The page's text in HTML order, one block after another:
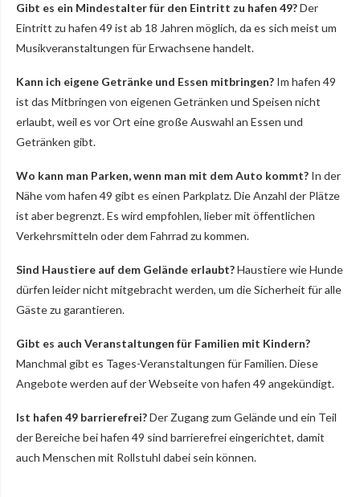
Gibt es ein Mindestalter für den Eintritt zu hafen 49?Der
Eintritt zu hafen 49 ist ab 18 Jahren möglich, da es sich meist um
Musikveranstaltungen für Erwachsene handelt.
Kann ich eigene Getränke und Essen mitbringen? Im hafen 49
ist das Mitbringen von eigenen Getränken und Speisen nicht
erlaubt, weil es vor Ort eine große Auswahl an Essen und
Getränken gibt.
Wo kann man Parken, wenn man mit dem Auto kommt? In der
Nähe vom hafen 49 gibt es einen Parkplatz. Die Anzahl der Plätze
ist aber begrenzt. Es wird empfohlen, lieber mit öffentlichen
Verkehrsmitteln oder dem Fahrrad zu kommen.
Sind Haustiere auf dem Gelände erlaubt?Haustiere wie Hunde
dürfen leider nicht mitgebracht werden, um die Sicherheit für alle
Gäste zu garantieren.
Gibt es auch Veranstaltungen für Familien mit Kindern?
Manchmal gibt es Tages-Veranstaltungen für Familien. Diese
Angebote werden auf der Webseite von hafen 49 angekündigt.
Ist hafen 49 barrierefrei?Der Zugang zum Gelände und ein Teil
der Bereiche bei hafen 49 sind barrierefrei eingerichtet, damit
auch Menschen mit Rollstuhl dabei sein können.